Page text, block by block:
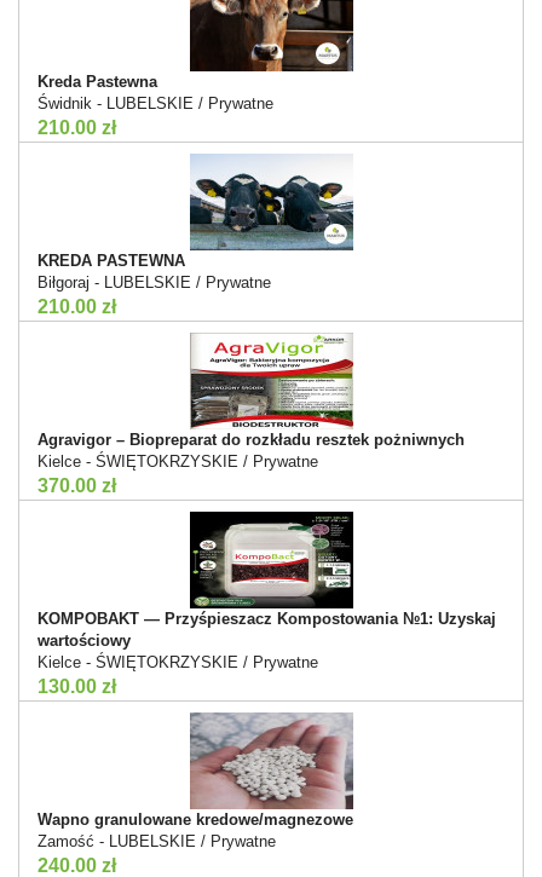
Kreda Pastewna
Świdnik - LUBELSKIE / Prywatne
210.00 zł
KREDA PASTEWNA
Biłgoraj - LUBELSKIE / Prywatne
210.00 zł
Agravigor – Biopreparat do rozkładu resztek pożniwnych
Kielce - ŚWIĘTOKRZYSKIE / Prywatne
370.00 zł
KOMPOBAKT — Przyśpieszacz Kompostowania №1: Uzyskaj
wartościowy
Kielce - ŚWIĘTOKRZYSKIE / Prywatne
130.00 zł
Wapno granulowane kredowe/magnezowe
Zamość - LUBELSKIE / Prywatne
240.00 zł